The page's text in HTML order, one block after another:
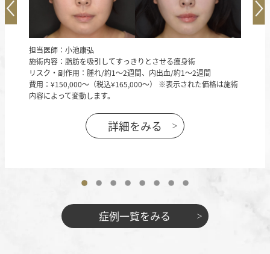
担当医師：小池康弘
施術内容：脂肪を吸引してすっきりとさせる痩身術
リスク・副作用：腫れ/約1～2週間、内出血/約1～2週間
費用：¥150,000～（税込¥165,000～） ※表示された価格は施術
内容によって変動します。
詳細をみる
症例一覧をみる